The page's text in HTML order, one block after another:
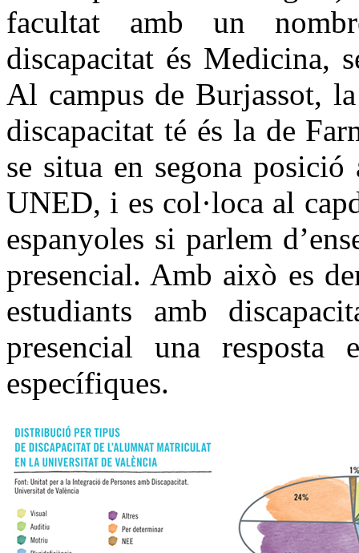
facultat amb un
discapacitat és Medicina,
Al campus de Burjassot,
discapacitat té és la de
se situa en segona
UNED, i es col·loca al
espanyoles si parlem
presencial. Amb això es
estudiants amb
presencial una resposta
específiques.